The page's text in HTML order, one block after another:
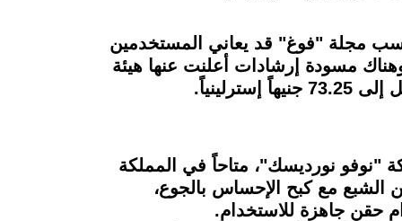
وبحسب مجلة "فوغ" قد يعاني المستخدمين
مسودة إرشادات أعلنت عنها هيئة
"نوفو نورديسك"، متاحاً في المملكة
الناس يشعرون بحالة من الشبع مع كبح الإحساس بالجوع،
حقن جاهزة للاستخدام.